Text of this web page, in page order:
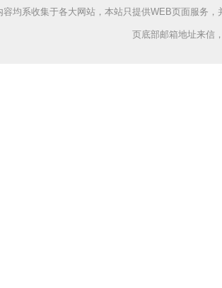
均系收集于各大网站，本站只提供WEB页面服务
页底部邮箱地址来信